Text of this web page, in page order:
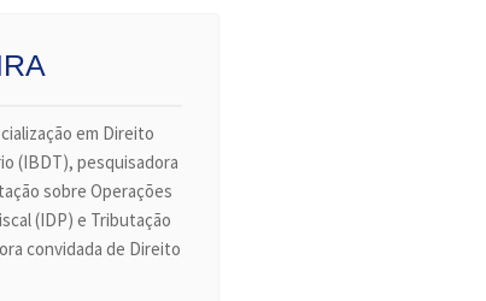
em Direito
(IBDT), pesquisadora
sobre Operações
(IDP) e Tributação
convidada de Direito